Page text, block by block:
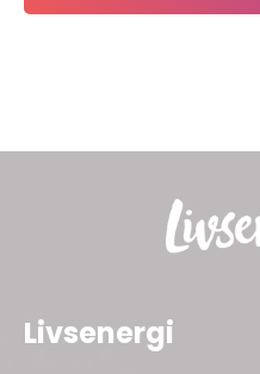
Livsenergi